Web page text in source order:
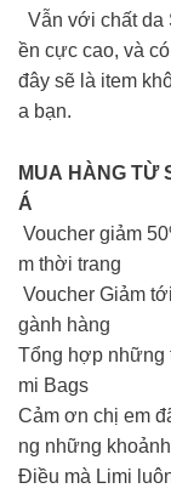
Vẫn với chất da
ền cực cao, và
đây sẽ là item
a bạn.
MUA HÀNG TỪ
Á
Voucher giảm
m thời trang
Voucher Giảm
gành hàng
Tổng hợp những
mi Bags
Cảm ơn chị em
ng những
Điều mà Limi